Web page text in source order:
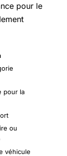
pour le
pour la
ou
véhicule